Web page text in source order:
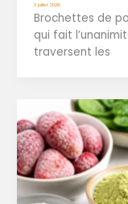
3 juillet 2026
Brochettes de
qui fait
traversent les